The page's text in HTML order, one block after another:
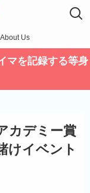
About Us
マを記録する等身
カデミー賞
けイベント